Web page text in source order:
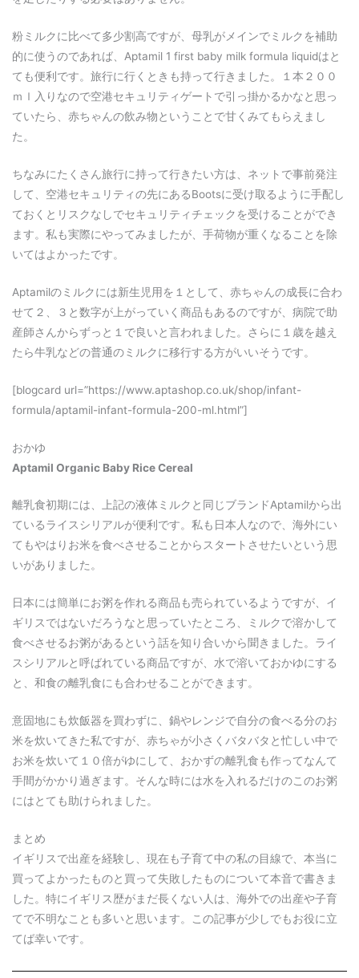
粉ミルクに比べて多少割高ですが、母乳がメインでミルクを補助
的に使うのであれば、Aptamil 1 first baby milk formula liquidはと
ても便利です。旅行に行くときも持って行きました。１本２００
ｍｌ入りなので空港セキュリティゲートで引っ掛かるかなと思っ
ていたら、赤ちゃんの飲み物ということで甘くみてもらえまし
た。
ちなみにたくさん旅行に持って行きたい方は、ネットで事前発注
して、空港セキュリティの先にあるBootsに受け取るように手配し
ておくとリスクなしでセキュリティチェックを受けることができ
ます。私も実際にやってみましたが、手荷物が重くなることを除
いてはよかったです。
Aptamilのミルクには新生児用を１として、赤ちゃんの成長に合わ
せて２、３と数字が上がっていく商品もあるのですが、病院で助
産師さんからずっと１で良いと言われました。さらに１歳を越え
たら牛乳などの普通のミルクに移行する方がいいそうです。
[blogcard url=”https://www.aptashop.co.uk/shop/infant-
formula/aptamil-infant-formula-200-ml.html”]
おかゆ
Aptamil Organic Baby Rice Cereal
離乳食初期には、上記の液体ミルクと同じブランドAptamilから出
ているライスシリアルが便利です。私も日本人なので、海外にい
てもやはりお米を食べさせることからスタートさせたいという思
いがありました。
日本には簡単にお粥を作れる商品も売られているようですが、イ
ギリスではないだろうなと思っていたところ、ミルクで溶かして
食べさせるお粥があるという話を知り合いから聞きました。ライ
スシリアルと呼ばれている商品ですが、水で溶いておかゆにする
と、和食の離乳食にも合わせることができます。
意固地にも炊飯器を買わずに、鍋やレンジで自分の食べる分のお
米を炊いてきた私ですが、赤ちゃが小さくバタバタと忙しい中で
お米を炊いて１０倍がゆにして、おかずの離乳食も作ってなんて
手間がかかり過ぎます。そんな時には水を入れるだけのこのお粥
にはとても助けられました。
まとめ
イギリスで出産を経験し、現在も子育て中の私の目線で、本当に
買ってよかったものと買って失敗したものについて本音で書きま
した。特にイギリス歴がまだ長くない人は、海外での出産や子育
てで不明なことも多いと思います。この記事が少しでもお役に立
てば幸いです。